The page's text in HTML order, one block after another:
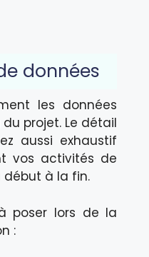
données
les données
projet. Le détail
aussi exhaustif
vos activités de
à la fin.
poser lors de la
: